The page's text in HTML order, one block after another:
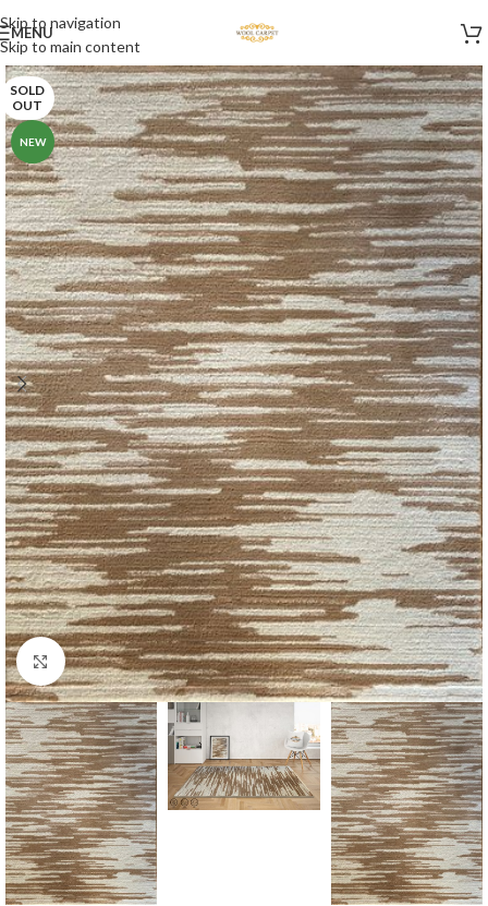
Skip to navigation
Skip to main content
MENU
SOLD
OUT
NEW
Click to enlarge